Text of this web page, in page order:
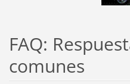
FAQ:
comunes